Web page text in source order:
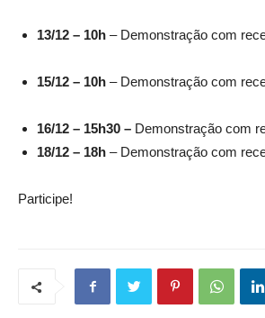
13/12 – 10h – Demonstração com
15/12 – 10h – Demonstração com
16/12 – 15h30 – Demonstração com
18/12 – 18h – Demonstração com
Participe!